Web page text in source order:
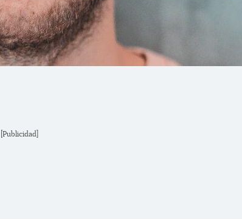
[Publicidad]